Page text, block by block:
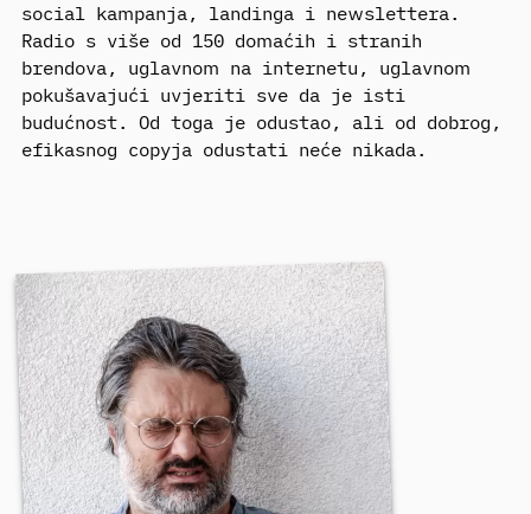
social kampanja, landinga i newslettera.
Radio s više od 150 domaćih i stranih
brendova, uglavnom na internetu, uglavnom
pokušavajući uvjeriti sve da je isti
budućnost. Od toga je odustao, ali od dobrog,
efikasnog copyja odustati neće nikada.